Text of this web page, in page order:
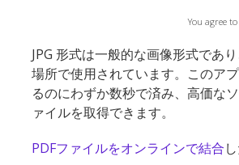
You agree
JPG 形式は一般的な画像形式であ
場所で使用されています。このア
るのにわずか数秒で済み、高価な
ァイルを取得できます。
PDFファイルをオンラインで結合